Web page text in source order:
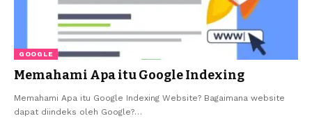
GOOGLE
Memahami Apa itu Google Indexing
Memahami Apa itu Google Indexing Website? Bagaimana website
dapat diindeks oleh Google?…